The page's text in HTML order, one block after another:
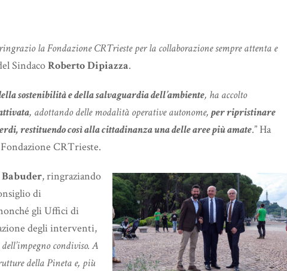
la Fondazione CRTrieste per la collaborazione sempre attenta e
SindacoRoberto Dipiazza.
sostenibilità e della salvaguardia dell’ambiente, ha accolto
, adottando delle modalità operative autonome, per ripristinare
restituendo così alla cittadinanza una delle aree più amate.” Ha
CRTrieste.
, ringraziando
di
gli Uffici di
degli interventi,
condiviso. A
della Pineta e, più